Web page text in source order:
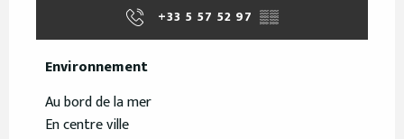
+33 5 57 52 97 ▒▒
Environnement
Environnement
Au bord de la mer
En centre ville